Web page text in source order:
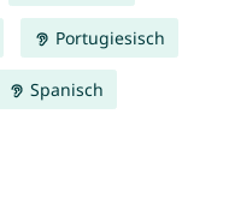
Portugiesisch
Spanisch